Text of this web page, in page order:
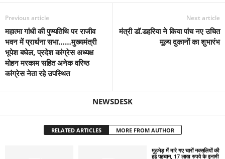
Previous article
महात्मा गांधी की पुण्यतिथि पर राजीव
भवन में प्रार्थना सभा……मुख्यमंत्री
भूपेश बघेल, प्रदेश कांग्रेस अध्यक्ष
मोहन मरकाम सहित अनेक वरिष्ठ
कांग्रेस नेता रहे उपस्थित
Next article
मंत्री डॉ.डहरिया ने किया पांच नए उचित
मूल्य दुकानों का शुभारंभ
NEWSDESK
RELATED ARTICLES MORE FROM AUTHOR
मुठभेड़ में मारे गए चारों नक्सलियों की
हुई पहचान, 17 लाख रुपये के इनामी